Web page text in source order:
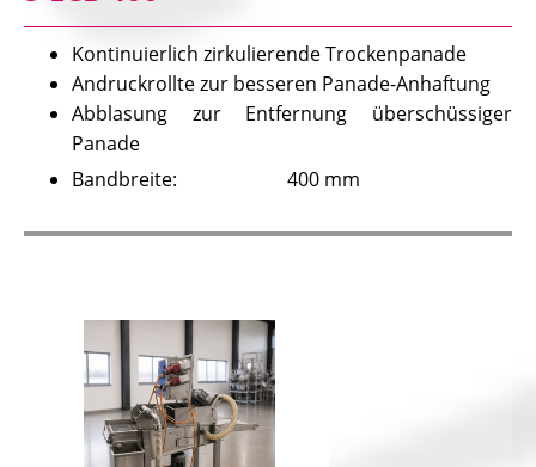
Kontinuierlich zirkulierende Trockenpanade
Andruckrollte zur besseren Panade-Anhaftung
Abblasung zur Entfernung überschüssiger
Panade
Bandbreite: 400 mm